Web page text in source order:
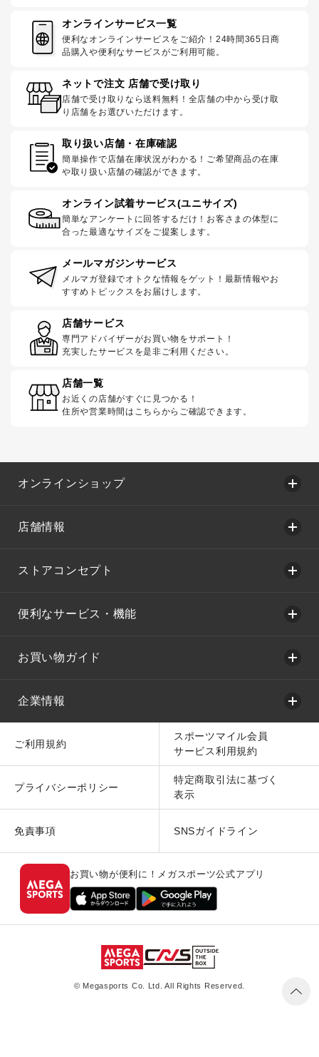
オンラインサービス一覧
便利なオンラインサービスをご紹介！24時間365日商
品購入や便利なサービスがご利用可能。
ネットで注文 店舗で受け取り
店舗で受け取りなら送料無料！全店舗の中から受け取
り店舗をお選びいただけます。
取り扱い店舗・在庫確認
簡単操作で店舗在庫状況がわかる！ご希望商品の在庫
や取り扱い店舗の確認ができます。
オンライン試着サービス(ユニサイズ)
簡単なアンケートに回答するだけ！お客さまの体型に
合った最適なサイズをご提案します。
メールマガジンサービス
メルマガ登録でオトクな情報をゲット！最新情報やお
すすめトピックスをお届けします。
店舗サービス
専門アドバイザーがお買い物をサポート！
充実したサービスを是非ご利用ください。
店舗一覧
お近くの店舗がすぐに見つかる！
住所や営業時間はこちらからご確認できます。
オンラインショップ
店舗情報
ストアコンセプト
便利なサービス・機能
お買い物ガイド
企業情報
ご利用規約
スポーツマイル会員
サービス利用規約
プライバシーポリシー
特定商取引法に基づく
表示
免責事項 SNSガイドライン
お買い物が便利に！メガスポーツ公式アプリ
© Megasports Co. Ltd. All Rights Reserved.